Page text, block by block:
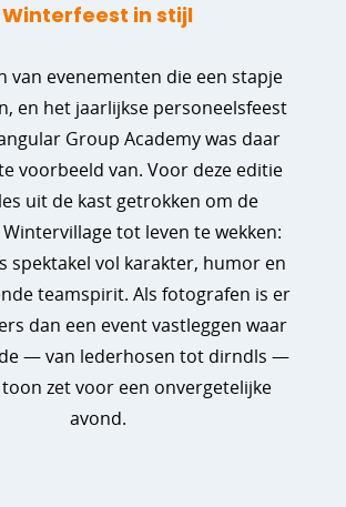
Winterfeest in stijl
van evenementen die een stapje
en het jaarlijkse personeelsfeest
Group Academy was daar
voorbeeld van. Voor deze editie
uit de kast getrokken om de
tot leven te wekken:
spektakel vol karakter, humor en
teamspirit. Als fotografen is er
dan een event vastleggen waar
— van lederhosen tot dirndls —
zet voor een onvergetelijke
avond.